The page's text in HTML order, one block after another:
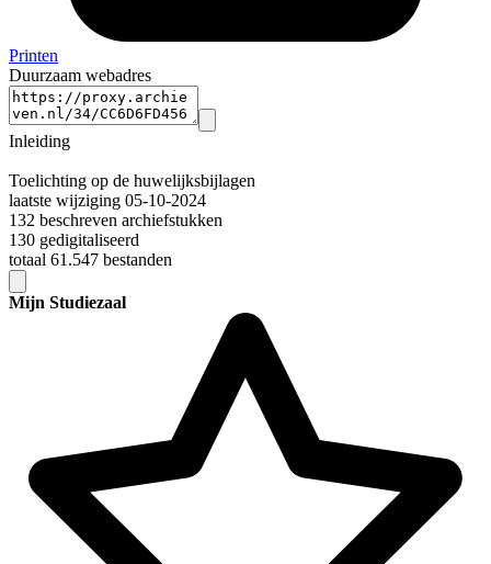
Printen
Duurzaam webadres
Inleiding
Toelichting op de huwelijksbijlagen
laatste wijziging 05-10-2024
132 beschreven archiefstukken
130 gedigitaliseerd
totaal 61.547 bestanden
Mijn Studiezaal